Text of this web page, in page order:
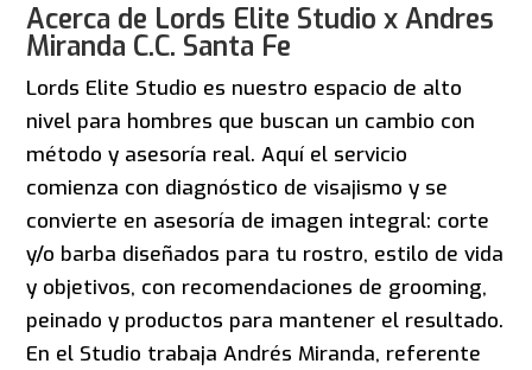
Acerca de Lords Elite Studio x Andres
Miranda C.C. Santa Fe
Lords Elite Studio es nuestro espacio de alto
nivel para hombres que buscan un cambio con
método y asesoría real. Aquí el servicio
comienza con diagnóstico de visajismo y se
convierte en asesoría de imagen integral: corte
y/o barba diseñados para tu rostro, estilo de vida
y objetivos, con recomendaciones de grooming,
peinado y productos para mantener el resultado.
En el Studio trabaja Andrés Miranda, referente